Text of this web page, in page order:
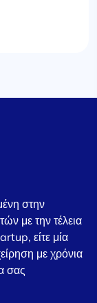
στην
με την τέλεια
είτε μία
με χρόνια
σας